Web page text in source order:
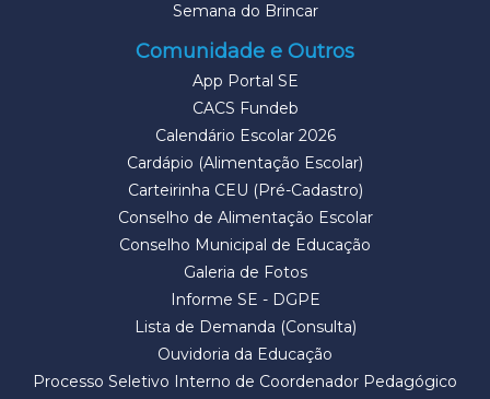
Semana do Brincar
Comunidade e Outros
App Portal SE
CACS Fundeb
Calendário Escolar 2026
Cardápio (Alimentação Escolar)
Carteirinha CEU (Pré-Cadastro)
Conselho de Alimentação Escolar
Conselho Municipal de Educação
Galeria de Fotos
Informe SE - DGPE
Lista de Demanda (Consulta)
Ouvidoria da Educação
Processo Seletivo Interno de Coordenador Pedagógico